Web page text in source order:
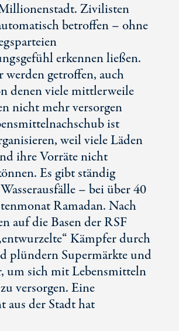
Zivilisten
betroffen – ohne
erkennen ließen.
werden getroffen, auch
denen viele mittlerweile
nicht mehr versorgen
ist
weil viele Läden
ihre Vorräte nicht
Es gibt ständig
– bei über 40
Ramadan. Nach
auf die Basen der RSF
Kämpfer durch
plündern Supermärkte und
um sich mit Lebensmitteln
versorgen. Eine
aus der Stadt hat